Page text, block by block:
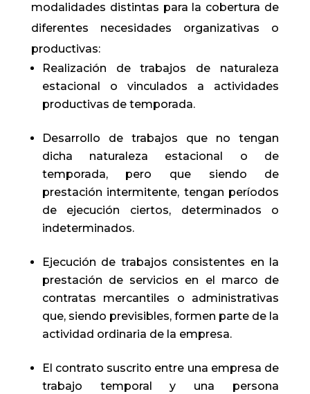
modalidades distintas para la cobertura de
diferentes necesidades organizativas o
productivas:
Realización de trabajos de naturaleza
estacional o vinculados a actividades
productivas de temporada.
Desarrollo de trabajos que no tengan
dicha naturaleza estacional o de
temporada, pero que siendo de
prestación intermitente, tengan períodos
de ejecución ciertos, determinados o
indeterminados.
Ejecución de trabajos consistentes en la
prestación de servicios en el marco de
contratas mercantiles o administrativas
que, siendo previsibles, formen parte de la
actividad ordinaria de la empresa.
El contrato suscrito entre una empresa de
trabajo temporal y una persona